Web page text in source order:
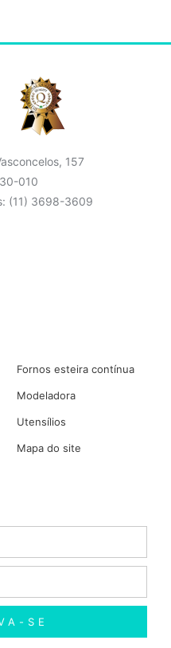
157
010
(11) 3698-3609
Fornos esteira contínua
Modeladora
Utensílios
Mapa do site
SE